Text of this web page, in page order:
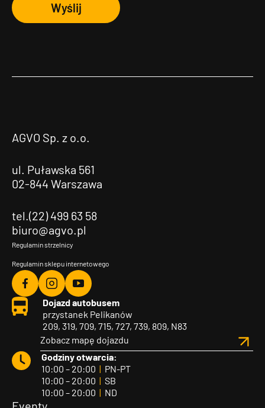
Wyślij
AGVO Sp. z o.o.
ul. Puławska 561
02-844 Warszawa
tel.(22) 499 63 58
biuro@agvo.pl
Regulamin strzelnicy
Regulamin sklepu internetowego
Agvo
Facebook
Agvo
Instagram
Agvo
YouTube
Dojazd autobusem
przystanek Pelikanów
209, 319, 709, 715, 727, 739, 809, N83
Zobacz mapę dojazdu
Godziny otwarcia:
10:00 – 20:00 | PN-PT
10:00 – 20:00 | SB
10:00 – 20:00 | ND